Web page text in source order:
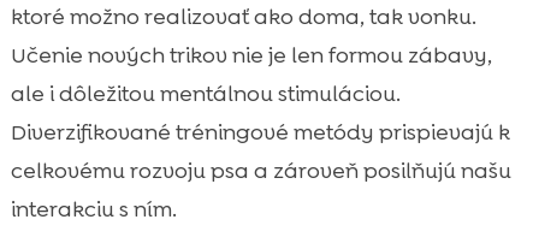
ktoré možno realizovať ako doma, tak vonku.
Učenie nových trikov nie je len formou zábavy,
ale i dôležitou mentálnou stimuláciou.
Diverzifikované tréningové metódy prispievajú k
celkovému rozvoju psa a zároveň posilňujú našu
interakciu s ním.